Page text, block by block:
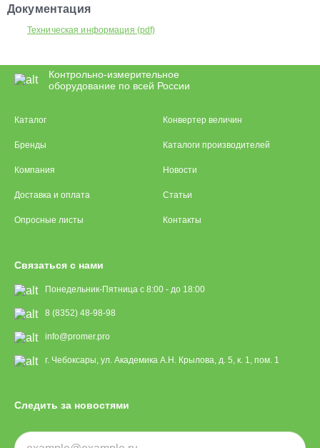
Документация
Техническая информация (pdf)
Контрольно-измерительное
оборудование по всей России
Каталог
Бренды
Компания
Доставка и оплата
Опросные листы
Конвертер величин
Каталоги производителей
Новости
Статьи
Контакты
Связаться с нами
Понедельник-Пятница с 8:00 - до 18:00
8 (8352) 48-98-98
info@promer.pro
г. Чебоксары, ул. Академика А.Н. Крылова, д. 5, к. 1, пом. 1
Следить за новостями